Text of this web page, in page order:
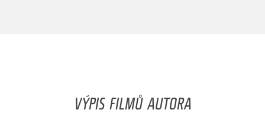
VÝPIS FILMŮ AUTORA